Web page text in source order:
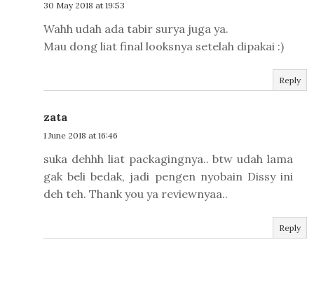
30 May 2018 at 19:53
Wahh udah ada tabir surya juga ya.
Mau dong liat final looksnya setelah dipakai :)
Reply
zata
1 June 2018 at 16:46
suka dehhh liat packagingnya.. btw udah lama
gak beli bedak, jadi pengen nyobain Dissy ini
deh teh. Thank you ya reviewnyaa..
Reply